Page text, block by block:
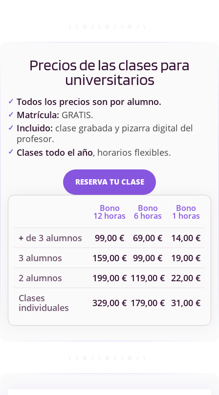
Precios de las clases para
universitarios
Todos los precios son por alumno.
Matrícula: GRATIS.
Incluido: clase grabada y pizarra digital del
profesor.
Clases todo el año, horarios flexibles.
RESERVA TU CLASE
Bono
12 horas
Bono
6 horas
Bono
1 horas
+ de 3 alumnos 99,00 € 69,00 €
14,00 €
3 alumnos
159,00 € 99,00 €
19,00 €
2 alumnos
199,00 € 119,00 € 22,00 €
Clases
individuales
329,00 € 179,00 € 31,00 €